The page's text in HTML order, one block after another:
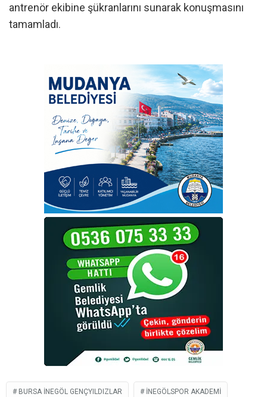
antrenör ekibine şükranlarını sunarak konuşmasını
tamamladı.
BURSA İNEGÖL GENÇYILDIZLAR İNEGÖLSPOR AKADEMI